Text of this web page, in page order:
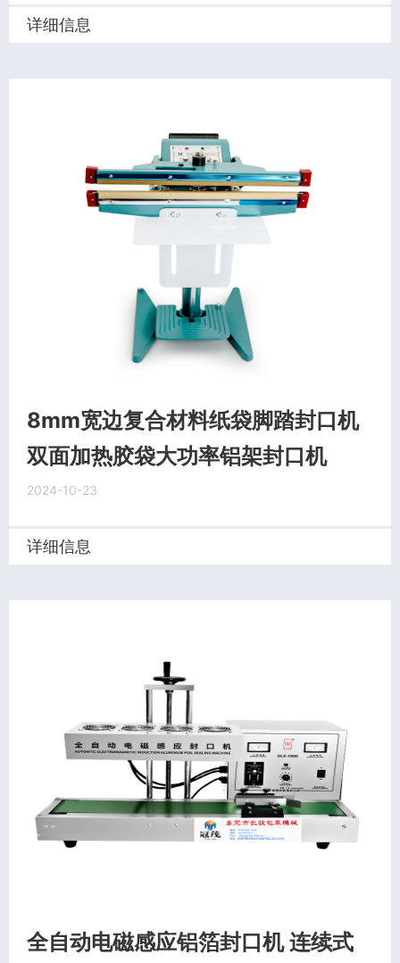
详细信息
8mm宽边复合材料纸袋脚踏封口机
双面加热胶袋大功率铝架封口机
2024-10-23
详细信息
全自动电磁感应铝箔封口机 连续式